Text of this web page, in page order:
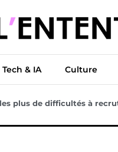
Climat & Transitions
Tech & IA Culture
plus de difficultés à